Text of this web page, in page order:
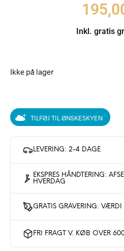
Inkl. gratis
Ikke på lager
TILFØJ TIL ØNSKESKYEN
LEVERING: 2-4 DAGE
EKSPRES HÅNDTERING:
HVERDAG
GRATIS GRAVERING:
FRI FRAGT V. KØB OVER